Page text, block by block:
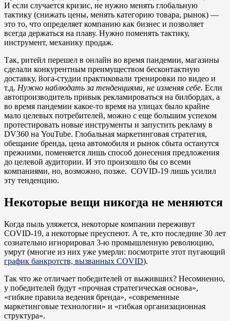
И если случается кризис, не нужно менять глобальную
тактику (снижать цены, менять категорию товара, рынок) —
это то, что определяет компанию как бизнес и позволяет
всегда держаться на плаву. Нужно поменять тактику,
инструмент, механику продаж.
Так, ритейл перешел в онлайн во время пандемии, магазины
сделали конкурентным преимуществом бесконтактную
доставку, йога-студии практиковали тренировки по видео и
т.д. Нужно наблюдать за тенденциями, не изменяя себе. Если
автопроизводитель привык рекламироваться на билбордах, а
во время пандемии какое-то время на улицах было крайне
мало целевых потребителей, можно с еще большим успехом
протестировать новые инструменты и запустить рекламу в
DV360 на YouTube. Глобальная маркетинговая стратегия,
обещание бренда, цена автомобиля и рынок сбыта останутся
прежними, поменяется лишь способ донесения предложения
до целевой аудитории. И это произошло бы со всеми
компаниями, но, возможно, позже. COVID-19 лишь усилил
эту тенденцию.
Некоторые вещи никогда не меняются
Когда пыль уляжется, некоторые компании переживут
COVID-19, а некоторые преуспеют. А те, кто последние 30 лет
сознательно игнорировал 3-ю промышленную революцию,
умрут (многие из них уже умерли: посмотрите этот пугающий
график банкротств, вызванных COVID).
Так что же отличает победителей от выживших? Несомненно,
у победителей будут «прочная стратегическая основа»,
«гибкие правила ведения бренда», «современные
маркетинговые технологии» и «гибкая организационная
структура».